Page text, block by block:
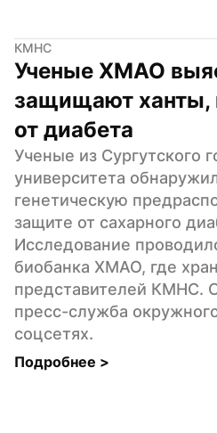
КМНС
Ученые ХМАО
защищают ханты,
от диабета
Ученые из Сургутского
университета
генетическую
защите от сахарного
Исследование
биобанка ХМАО, где
представителей КМНС.
пресс-служба
соцсетях.
Подробнее >